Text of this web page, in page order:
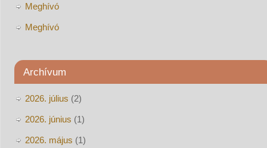
Meghívó
Meghívó
Archívum
2026. július (2)
2026. június (1)
2026. május (1)